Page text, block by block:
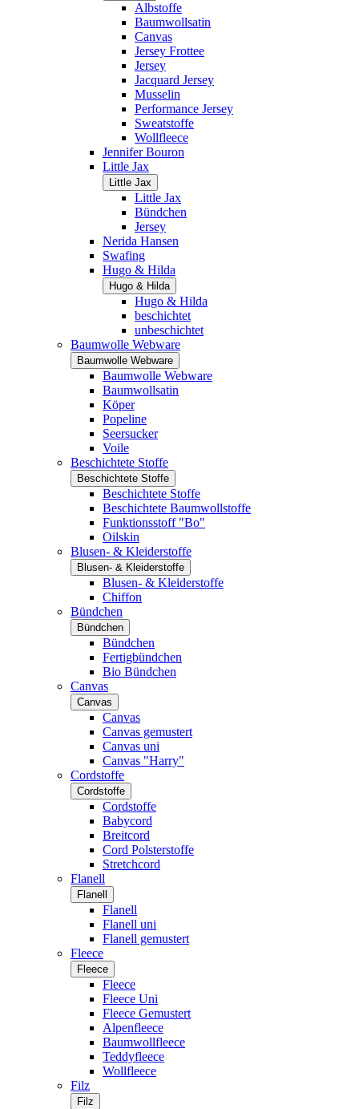
Albstoffe
Baumwollsatin
Canvas
Jersey Frottee
Jersey
Jacquard Jersey
Musselin
Performance Jersey
Sweatstoffe
Wollfleece
Jennifer Bouron
Little Jax
Little Jax
Little Jax
Bündchen
Jersey
Nerida Hansen
Swafing
Hugo & Hilda
Hugo & Hilda
Hugo & Hilda
beschichtet
unbeschichtet
Baumwolle Webware
Baumwolle Webware
Baumwolle Webware
Baumwollsatin
Köper
Popeline
Seersucker
Voile
Beschichtete Stoffe
Beschichtete Stoffe
Beschichtete Stoffe
Beschichtete Baumwollstoffe
Funktionsstoff "Bo"
Oilskin
Blusen- & Kleiderstoffe
Blusen- & Kleiderstoffe
Blusen- & Kleiderstoffe
Chiffon
Bündchen
Bündchen
Bündchen
Fertigbündchen
Bio Bündchen
Canvas
Canvas
Canvas
Canvas gemustert
Canvas uni
Canvas "Harry"
Cordstoffe
Cordstoffe
Cordstoffe
Babycord
Breitcord
Cord Polsterstoffe
Stretchcord
Flanell
Flanell
Flanell
Flanell uni
Flanell gemustert
Fleece
Fleece
Fleece
Fleece Uni
Fleece Gemustert
Alpenfleece
Baumwollfleece
Teddyfleece
Wollfleece
Filz
Filz